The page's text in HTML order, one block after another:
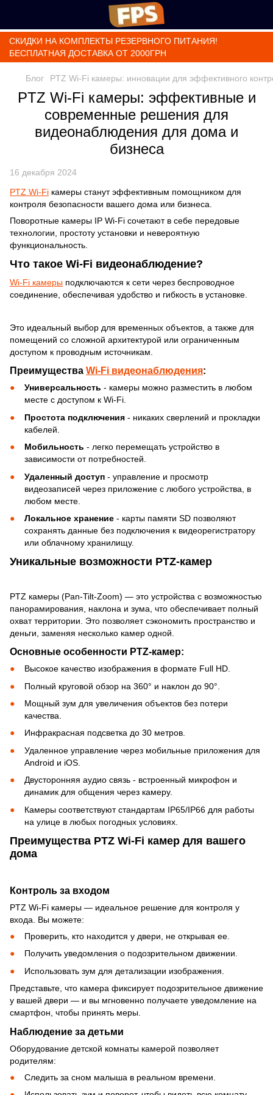
СКИДКИ НА КОМПЛЕКТЫ РЕЗЕРВНОГО ПИТАНИЯ!
БЕСПЛАТНАЯ ДОСТАВКА ОТ 2000ГРН
Блог PTZ Wi-Fi камеры: инновации для эффективного
PTZ Wi-Fi камеры: эффективные и
современные решения для
видеонаблюдения для дома и
бизнеса
16 декабря 2024
PTZ Wi-Fi камеры станут эффективным помощником для
контроля безопасности вашего дома или бизнеса.
Поворотные камеры IP Wi-Fi сочетают в себе передовые
технологии, простоту установки и невероятную
функциональность.
Что такое Wi-Fi видеонаблюдение?
Wi-Fi камеры подключаются к сети через беспроводное
соединение, обеспечивая удобство и гибкость в установке.
Это идеальный выбор для временных объектов, а также для
помещений со сложной архитектурой или ограниченным
доступом к проводным источникам.
Преимущества Wi-Fi видеонаблюдения:
Универсальность - камеры можно разместить в любом
месте с доступом к Wi-Fi.
Простота подключения - никаких сверлений и прокладки
кабелей.
Мобильность - легко перемещать устройство в
зависимости от потребностей.
Удаленный доступ - управление и просмотр
видеозаписей через приложение с любого устройства, в
любом месте.
Локальное хранение - карты памяти SD позволяют
сохранять данные без подключения к видеорегистратору
или облачному хранилищу.
Уникальные возможности PTZ-камер
PTZ камеры (Pan-Tilt-Zoom) — это устройства с возможностью
панорамирования, наклона и зума, что обеспечивает полный
охват территории. Это позволяет сэкономить пространство и
деньги, заменяя несколько камер одной.
Основные особенности PTZ-камер:
Высокое качество изображения в формате Full HD.
Полный круговой обзор на 360° и наклон до 90°.
Мощный зум для увеличения объектов без потери
качества.
Инфракрасная подсветка до 30 метров.
Удаленное управление через мобильные приложения для
Android и iOS.
Двусторонняя аудио связь - встроенный микрофон и
динамик для общения через камеру.
Камеры соответствуют стандартам IP65/IP66 для работы
на улице в любых погодных условиях.
Преимущества PTZ Wi-Fi камер для вашего
дома
Контроль за входом
PTZ Wi-Fi камеры — идеальное решение для контроля у
входа. Вы можете:
Проверить, кто находится у двери, не открывая ее.
Получить уведомления о подозрительном движении.
Использовать зум для детализации изображения.
Представьте, что камера фиксирует подозрительное движение
у вашей двери — и вы мгновенно получаете уведомление на
смартфон, чтобы принять меры.
Наблюдение за детьми
Оборудование детской комнаты камерой позволяет
родителям:
Следить за сном малыша в реальном времени.